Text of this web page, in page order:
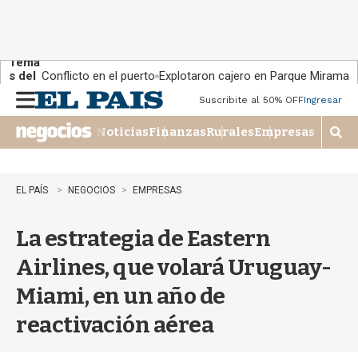
Tema
s del
día:
Conflicto en el puerto Explotaron cajero en Parque Miramar
n
u
Suscribite al 50% OFFIngresar
NoticiasFinanzasRuralesEmpresas
M
o
EL PAÍS NEGOCIOS EMPRESAS
La estrategia de Eastern
Airlines, que volará Uruguay-
Miami, en un año de
reactivación aérea